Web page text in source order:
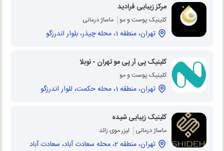
مرکز زیبایی فرادید
کلینیک پوست و مو ماساژ درمانی
تهران، منطقه 1، محله چیذر، بلوار اندرزگو
کلینیک پی آر پی مو تهران - نوبلا
کلینیک پوست و مو
تهران، منطقه 1، محله حکمت، للوار اندرزگو
کلینیک زیبایی شیده
ماساژ درمانی لیزر موی زائد
تهران، منطقه 2، محله سعادت آباد، سعادت آباد